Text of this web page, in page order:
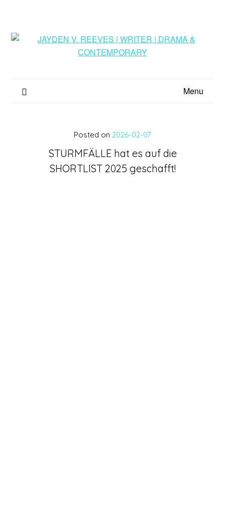
Menu
STURMFÄLLE hat es auf die
SHORTLIST 2025 geschafft!
Posted on 2026-02-07